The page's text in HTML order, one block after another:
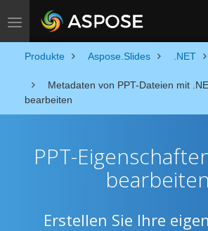
Toggle navigation
Produkte Aspose.Slides .NET
Metadaten von PPT-Dateien mit
bearbeiten
PPT-
bearbeiten
Erstellen Sie Ihre